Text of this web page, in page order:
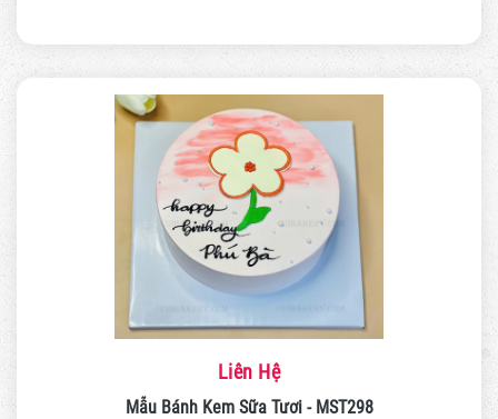
Liên Hệ
Mẫu Bánh Kem Sữa Tươi - MST298